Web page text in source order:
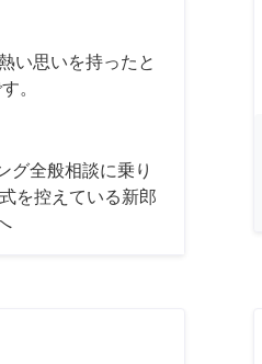
い思いを持ったと
。
グ全般相談に乗り
を控えている新郎